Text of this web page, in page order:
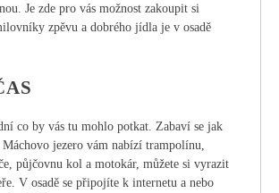
Je zde pro vás možnost zakoupit si
zpěvu a dobrého jídla je v osadě
co by vás tu mohlo potkat. Zabaví se jak
Máchovo jezero vám nabízí trampolínu,
půjčovnu kol a motokár, můžete si vyrazit
V osadě se připojíte k internetu a nebo